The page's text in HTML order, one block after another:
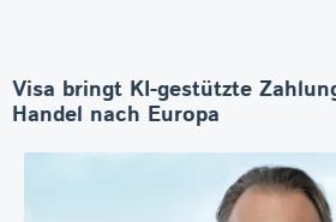
Visa bringt KI-gestützte
Handel nach Europa